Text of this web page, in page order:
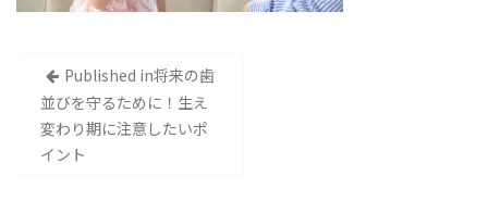
ナ
Published in将来の歯
並びを守るために！生え
変わり期に注意したいポ
イント